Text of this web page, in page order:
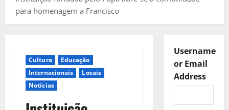
para homenagem a Francisco
Cultura
Educação
Internacionais
Locais
Notícias
Username
or Email
Address